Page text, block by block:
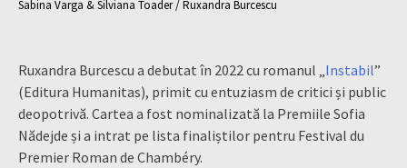
Sabina Varga & Silviana Toader / Ruxandra Burcescu
Ruxandra Burcescu a debutat în 2022 cu romanul „Instabil”
(Editura Humanitas), primit cu entuziasm de critici și public
deopotrivă. Cartea a fost nominalizată la Premiile Sofia
Nădejde și a intrat pe lista finaliștilor pentru Festival du
Premier Roman de Chambéry.